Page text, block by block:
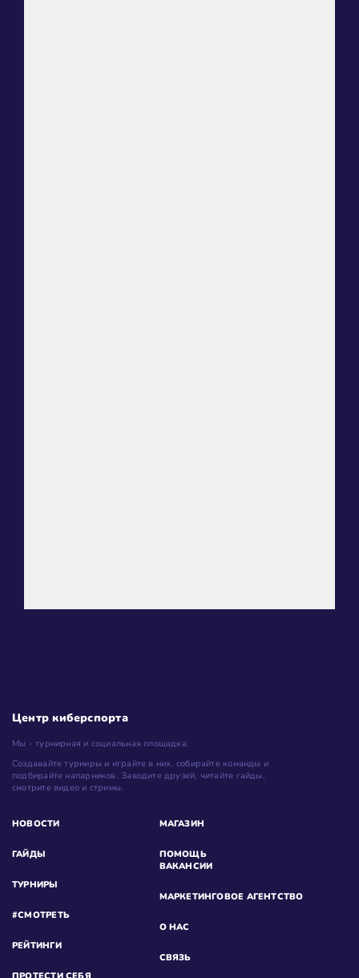
Центр киберспорта
Мы - турнирная и социальная площадка.
Создавайте турниры и играйте в них, собирайте команды и
подбирайте напарников. Заводите друзей, читайте гайды,
смотрите видео и стримы.
НОВОСТИ
ГАЙДЫ
ТУРНИРЫ
#СМОТРЕТЬ
РЕЙТИНГИ
МАГАЗИН
ПОМОЩЬ
ВАКАНСИИ
МАРКЕТИНГОВОЕ АГЕНТСТВО
О НАС
СВЯЗЬ